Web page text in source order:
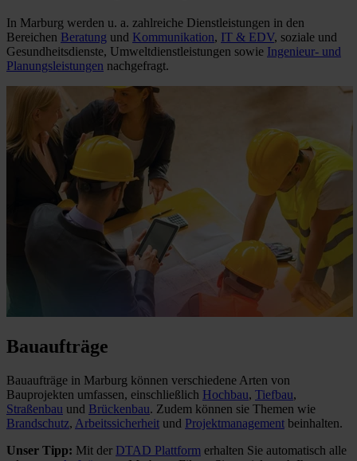
In Marburg werden u. a. zahlreiche Dienstleistungen in den
Bereichen Beratung und Kommunikation, IT & EDV, soziale und
Gesundheitsdienste, Umweltdienstleistungen sowie Ingenieur- und
Planungsleistungen nachgefragt.
Bauaufträge
Bauaufträge in Marburg können verschiedene Arten von
Bauprojekten umfassen, einschließlich Hochbau, Tiefbau,
Straßenbau und Brückenbau. Zudem können sie Themen wie
Brandschutz, Arbeitssicherheit und Projektmanagement beinhalten.
Unser Tipp: Mit der DTAD Plattform erhalten Sie automatisch alle